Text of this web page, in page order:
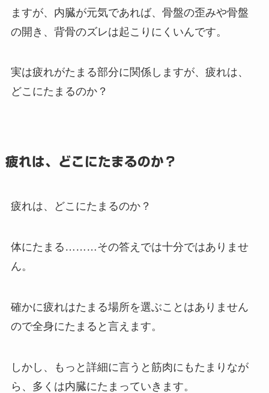
ますが、内臓が元気であれば、骨盤の歪みや骨盤
の開き、背骨のズレは起こりにくいんです。
実は疲れがたまる部分に関係しますが、疲れは、
どこにたまるのか？
疲れは、どこにたまるのか？
疲れは、どこにたまるのか？
体にたまる………その答えでは十分ではありませ
ん。
確かに疲れはたまる場所を選ぶことはありません
ので全身にたまると言えます。
しかし、もっと詳細に言うと筋肉にもたまりなが
ら、多くは内臓にたまっていきます。